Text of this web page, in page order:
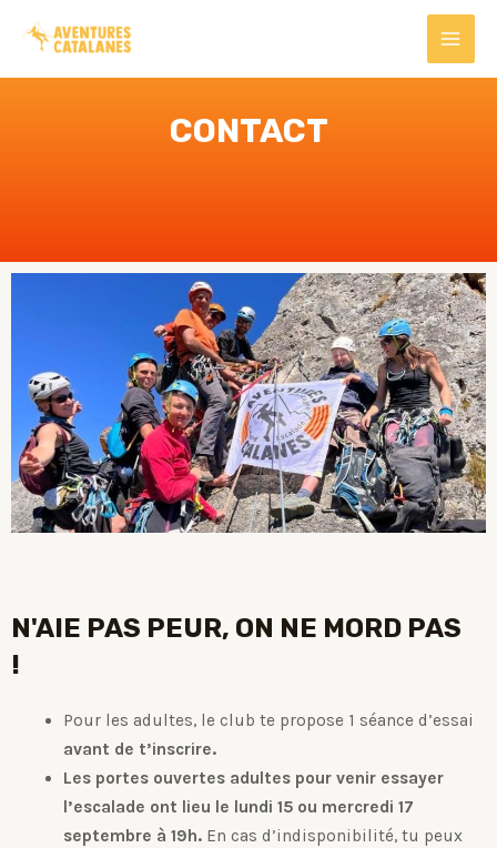
CONTACT
N'AIE PAS PEUR, ON NE MORD PAS
!
Pour les adultes, le club te propose 1 séance d’essai
avant de t’inscrire.
Les portes ouvertes adultes pour venir essayer
l’escalade ont lieu le lundi 15 ou mercredi 17
septembre à 19h. En cas d’indisponibilité, tu peux